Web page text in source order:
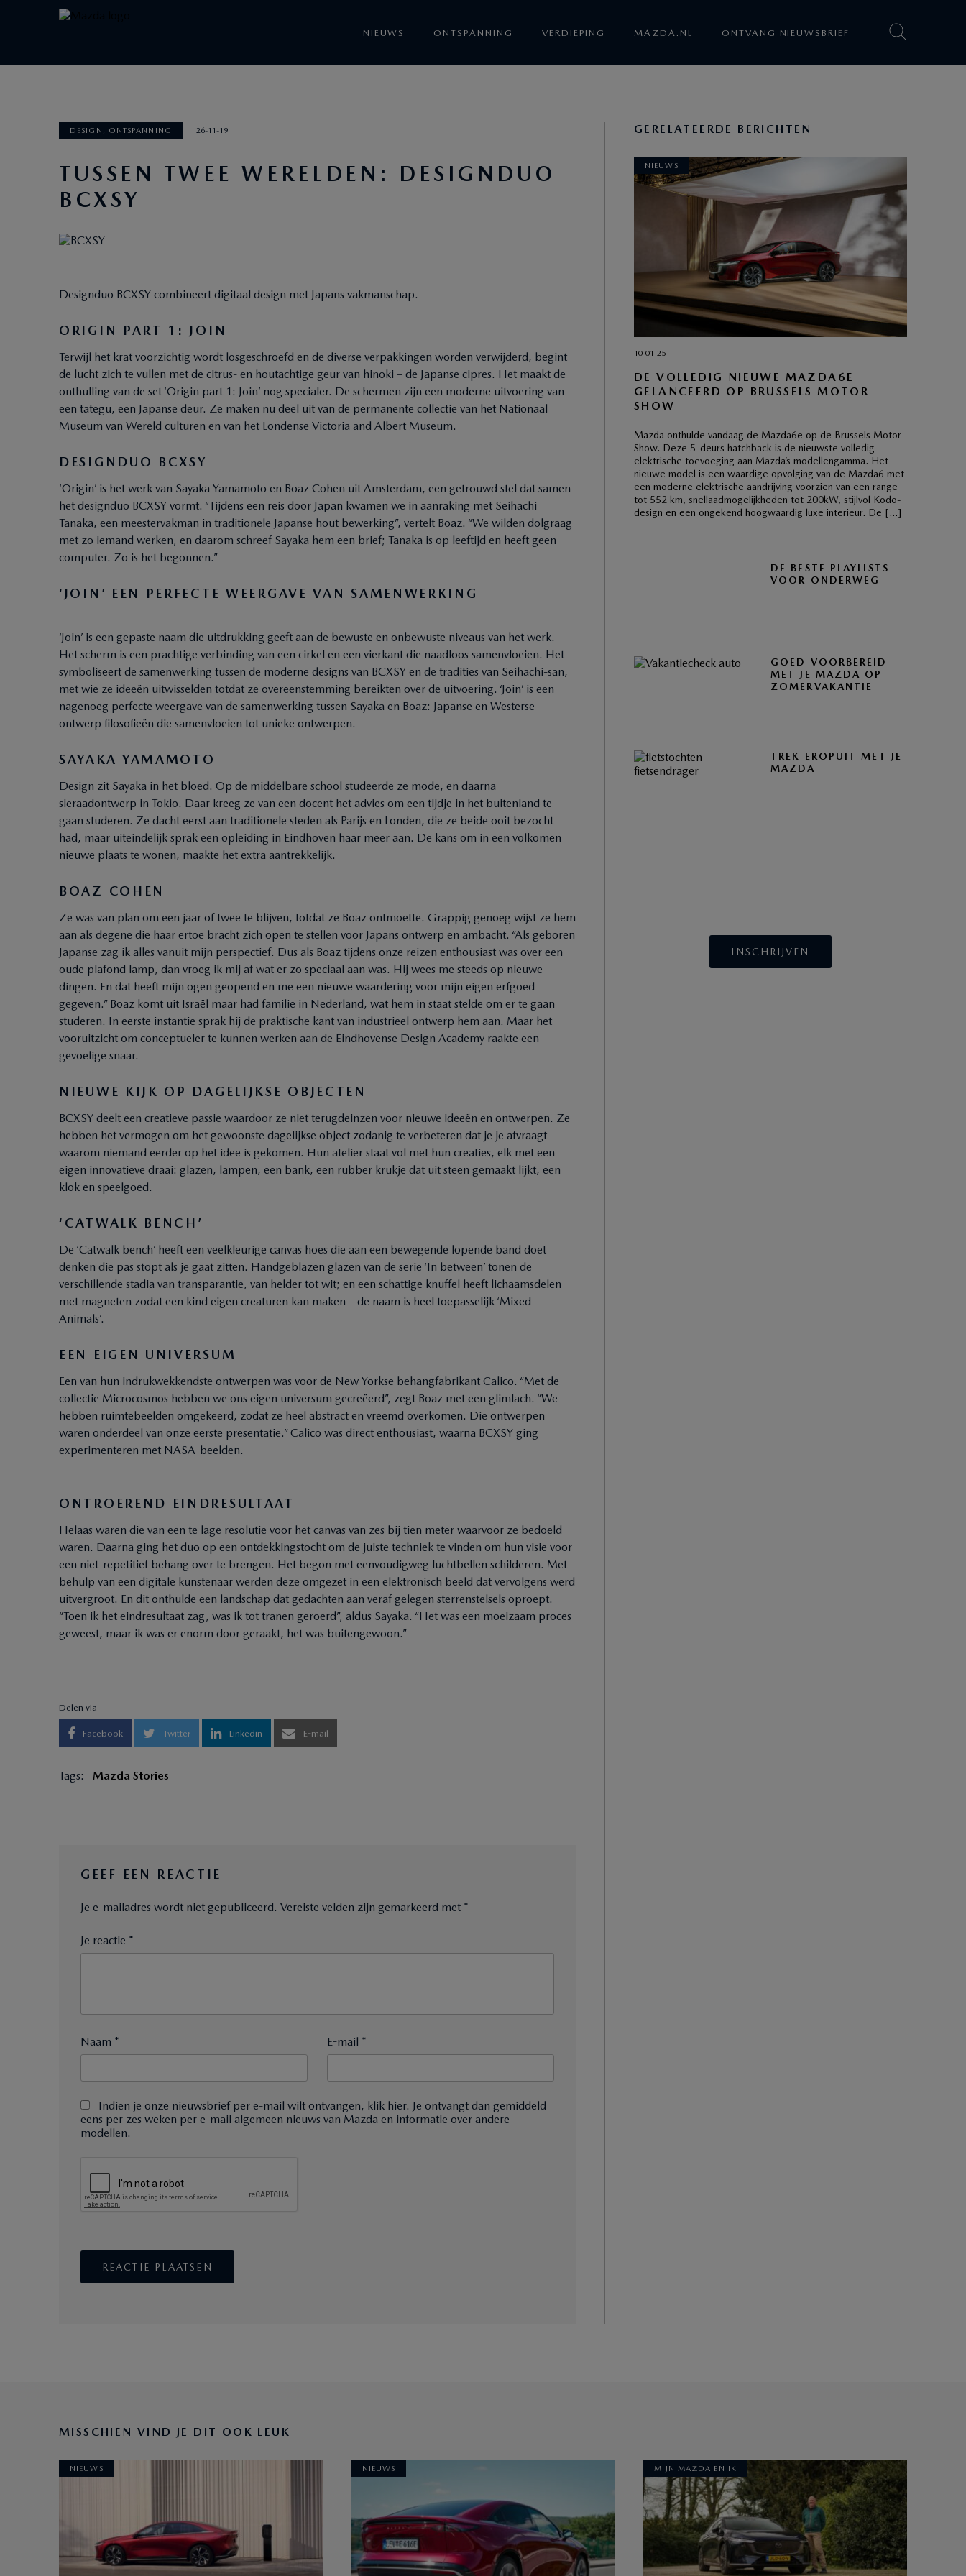
NIEUWS ONTSPANNING VERDIEPING MAZDA.NL ONTVANG NIEUWSBRIEF
DESIGN, ONTSPANNING 26-11-19
TUSSEN TWEE WERELDEN: DESIGNDUO
BCXSY
Designduo BCXSY combineert digitaal design met Japans vakmanschap.
ORIGIN PART 1: JOIN
Terwijl het krat voorzichtig wordt losgeschroefd en de diverse verpakkingen worden verwijderd, begint
de lucht zich te vullen met de citrus- en houtachtige geur van hinoki – de Japanse cipres. Het maakt de
onthulling van de set ‘Origin part 1: Join’ nog specialer. De schermen zijn een moderne uitvoering van
een tategu, een Japanse deur. Ze maken nu deel uit van de permanente collectie van het Nationaal
Museum van Wereld culturen en van het Londense Victoria and Albert Museum.
DESIGNDUO BCXSY
‘Origin’ is het werk van Sayaka Yamamoto en Boaz Cohen uit Amsterdam, een getrouwd stel dat samen
het designduo BCXSY vormt. “Tijdens een reis door Japan kwamen we in aanraking met Seihachi
Tanaka, een meestervakman in traditionele Japanse hout bewerking”, vertelt Boaz. “We wilden dolgraag
met zo iemand werken, en daarom schreef Sayaka hem een brief; Tanaka is op leeftijd en heeft geen
computer. Zo is het begonnen.”
‘JOIN’ EEN PERFECTE WEERGAVE VAN SAMENWERKING
‘Join’ is een gepaste naam die uitdrukking geeft aan de bewuste en onbewuste niveaus van het werk.
Het scherm is een prachtige verbinding van een cirkel en een vierkant die naadloos samenvloeien. Het
symboliseert de samenwerking tussen de moderne designs van BCXSY en de tradities van Seihachi-san,
met wie ze ideeën uitwisselden totdat ze overeenstemming bereikten over de uitvoering. ‘Join’ is een
nagenoeg perfecte weergave van de samenwerking tussen Sayaka en Boaz: Japanse en Westerse
ontwerp filosofieën die samenvloeien tot unieke ontwerpen.
SAYAKA YAMAMOTO
Design zit Sayaka in het bloed. Op de middelbare school studeerde ze mode, en daarna
sieraadontwerp in Tokio. Daar kreeg ze van een docent het advies om een tijdje in het buitenland te
gaan studeren. Ze dacht eerst aan traditionele steden als Parijs en Londen, die ze beide ooit bezocht
had, maar uiteindelijk sprak een opleiding in Eindhoven haar meer aan. De kans om in een volkomen
nieuwe plaats te wonen, maakte het extra aantrekkelijk.
BOAZ COHEN
Ze was van plan om een jaar of twee te blijven, totdat ze Boaz ontmoette. Grappig genoeg wijst ze hem
aan als degene die haar ertoe bracht zich open te stellen voor Japans ontwerp en ambacht. “Als geboren
Japanse zag ik alles vanuit mijn perspectief. Dus als Boaz tijdens onze reizen enthousiast was over een
oude plafond lamp, dan vroeg ik mij af wat er zo speciaal aan was. Hij wees me steeds op nieuwe
dingen. En dat heeft mijn ogen geopend en me een nieuwe waardering voor mijn eigen erfgoed
gegeven.” Boaz komt uit Israël maar had familie in Nederland, wat hem in staat stelde om er te gaan
studeren. In eerste instantie sprak hij de praktische kant van industrieel ontwerp hem aan. Maar het
vooruitzicht om conceptueler te kunnen werken aan de Eindhovense Design Academy raakte een
gevoelige snaar.
NIEUWE KIJK OP DAGELIJKSE OBJECTEN
BCXSY deelt een creatieve passie waardoor ze niet terugdeinzen voor nieuwe ideeën en ontwerpen. Ze
hebben het vermogen om het gewoonste dagelijkse object zodanig te verbeteren dat je je afvraagt
waarom niemand eerder op het idee is gekomen. Hun atelier staat vol met hun creaties, elk met een
eigen innovatieve draai: glazen, lampen, een bank, een rubber krukje dat uit steen gemaakt lijkt, een
klok en speelgoed.
‘CATWALK BENCH’
De ‘Catwalk bench’ heeft een veelkleurige canvas hoes die aan een bewegende lopende band doet
denken die pas stopt als je gaat zitten. Handgeblazen glazen van de serie ‘In between’ tonen de
verschillende stadia van transparantie, van helder tot wit; en een schattige knuffel heeft lichaamsdelen
met magneten zodat een kind eigen creaturen kan maken – de naam is heel toepasselijk ‘Mixed
Animals’.
EEN EIGEN UNIVERSUM
Een van hun indrukwekkendste ontwerpen was voor de New Yorkse behangfabrikant Calico. “Met de
collectie Microcosmos hebben we ons eigen universum gecreëerd”, zegt Boaz met een glimlach. “We
hebben ruimtebeelden omgekeerd, zodat ze heel abstract en vreemd overkomen. Die ontwerpen
waren onderdeel van onze eerste presentatie.” Calico was direct enthousiast, waarna BCXSY ging
experimenteren met NASA-beelden.
ONTROEREND EINDRESULTAAT
Helaas waren die van een te lage resolutie voor het canvas van zes bij tien meter waarvoor ze bedoeld
waren. Daarna ging het duo op een ontdekkingstocht om de juiste techniek te vinden om hun visie voor
een niet-repetitief behang over te brengen. Het begon met eenvoudigweg luchtbellen schilderen. Met
behulp van een digitale kunstenaar werden deze omgezet in een elektronisch beeld dat vervolgens werd
uitvergroot. En dit onthulde een landschap dat gedachten aan veraf gelegen sterrenstelsels oproept.
“Toen ik het eindresultaat zag, was ik tot tranen geroerd”, aldus Sayaka. “Het was een moeizaam proces
geweest, maar ik was er enorm door geraakt, het was buitengewoon.”
Delen via
Facebook Twitter Linkedin E-mail
Tags: Mazda Stories
GEEF EEN REACTIE
Je e-mailadres wordt niet gepubliceerd. Vereiste velden zijn gemarkeerd met *
Je reactie *
Naam * E-mail *
Indien je onze nieuwsbrief per e-mail wilt ontvangen, klik hier. Je ontvangt dan gemiddeld
eens per zes weken per e-mail algemeen nieuws van Mazda en informatie over andere
modellen.
GERELATEERDE BERICHTEN
NIEUWS
10-01-25
DE VOLLEDIG NIEUWE MAZDA6E
GELANCEERD OP BRUSSELS MOTOR
SHOW
Mazda onthulde vandaag de Mazda6e op de Brussels Motor
Show. Deze 5-deurs hatchback is de nieuwste volledig
elektrische toevoeging aan Mazda’s modellengamma. Het
nieuwe model is een waardige opvolging van de Mazda6 met
een moderne elektrische aandrijving voorzien van een range
tot 552 km, snellaadmogelijkheden tot 200kW, stijlvol Kodo-
design en een ongekend hoogwaardig luxe interieur. De […]
DE BESTE PLAYLISTS
VOOR ONDERWEG
GOED VOORBEREID
MET JE MAZDA OP
ZOMERVAKANTIE
TREK EROPUIT MET JE
MAZDA
INSCHRIJVEN
MISSCHIEN VIND JE DIT OOK LEUK
NIEUWS NIEUWS MIJN MAZDA EN IK